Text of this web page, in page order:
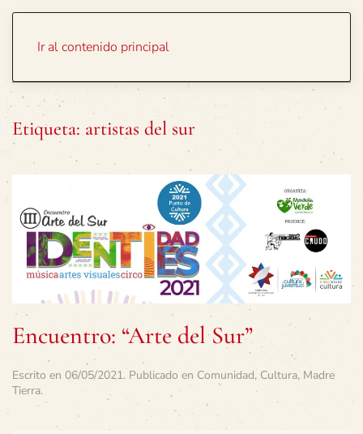
Ir al contenido principal
Etiqueta: artistas del sur
Encuentro: “Arte del Sur”
Escrito en 06/05/2021. Publicado en Comunidad, Cultura, Madre
Tierra.